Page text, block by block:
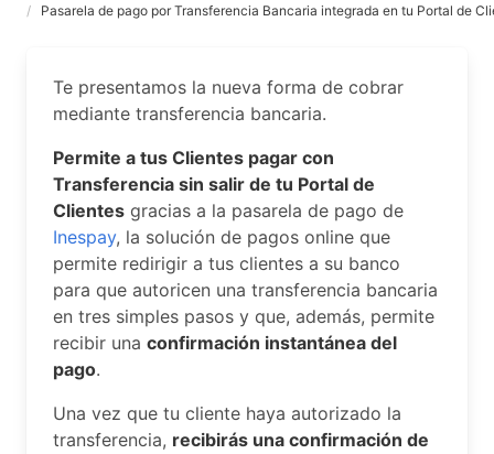
Pasarela de pago por Transferencia Bancaria integrada en tu Portal de
Te presentamos la nueva forma de cobrar
mediante transferencia bancaria.
Permite a tus Clientes pagar con
Transferencia sin salir de tu Portal de
Clientes gracias a la pasarela de pago de
Inespay, la solución de pagos online que
permite redirigir a tus clientes a su banco
para que autoricen una transferencia bancaria
en tres simples pasos y que, además, permite
recibir una confirmación instantánea del
pago.
Una vez que tu cliente haya autorizado la
transferencia, recibirás una confirmación de